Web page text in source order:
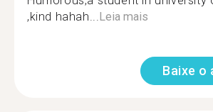
,kind hahah...Leia mais
Baixe o